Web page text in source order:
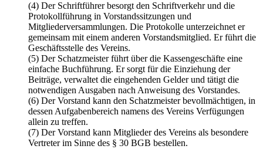
(4) Der Schriftführer besorgt den Schriftverkehr und die
Protokollführung in Vorstandssitzungen und
Mitgliederversammlungen. Die Protokolle unterzeichnet er
gemeinsam mit einem anderen Vorstandsmitglied. Er führt die
Geschäftsstelle des Vereins.
(5) Der Schatzmeister führt über die Kassengeschäfte eine
einfache Buchführung. Er sorgt für die Einziehung der
Beiträge, verwaltet die eingehenden Gelder und tätigt die
notwendigen Ausgaben nach Anweisung des Vorstandes.
(6) Der Vorstand kann den Schatzmeister bevollmächtigen, in
dessen Aufgabenbereich namens des Vereins Verfügungen
allein zu treffen.
(7) Der Vorstand kann Mitglieder des Vereins als besondere
Vertreter im Sinne des § 30 BGB bestellen.